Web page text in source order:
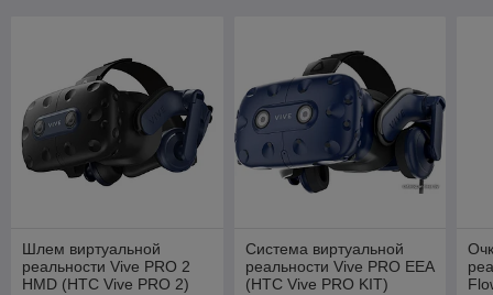
Шлем виртуальной
реальности Vive PRO 2
HMD (HTC Vive PRO 2)
Система виртуальной
реальности Vive PRO EEA
(HTC Vive PRO KIT)